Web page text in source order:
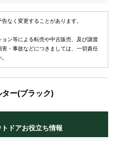
なく変更することがあります。
ン等による転売や中古販売、及び譲渡
・事故などにつきましては、一切責任
ー(ブラック)
ドアお役立ち情報